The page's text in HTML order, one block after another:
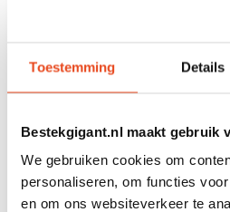
Toestemming Details
Bestekgigant.nl maakt gebruik
We gebruiken cookies om
personaliseren, om functies
en om ons websiteverkeer te
Deze tafellepels zijn
soep, rijstgerechten,
bestekset en onmisbaar
set van 8 heb je altijd
beschikbaar voor het hele
gasten ontvangt.